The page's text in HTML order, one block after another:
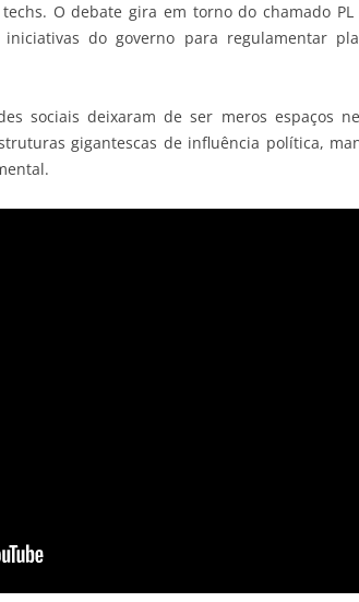
O debate gira em torno do chamado PL
do governo para regulamentar
sociais deixaram de ser meros espaços
gigantescas de influência política,